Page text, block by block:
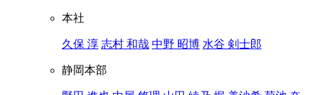
本社
久保 淳 志村 和哉 中野 昭博 水谷 剣士郎
静岡本部